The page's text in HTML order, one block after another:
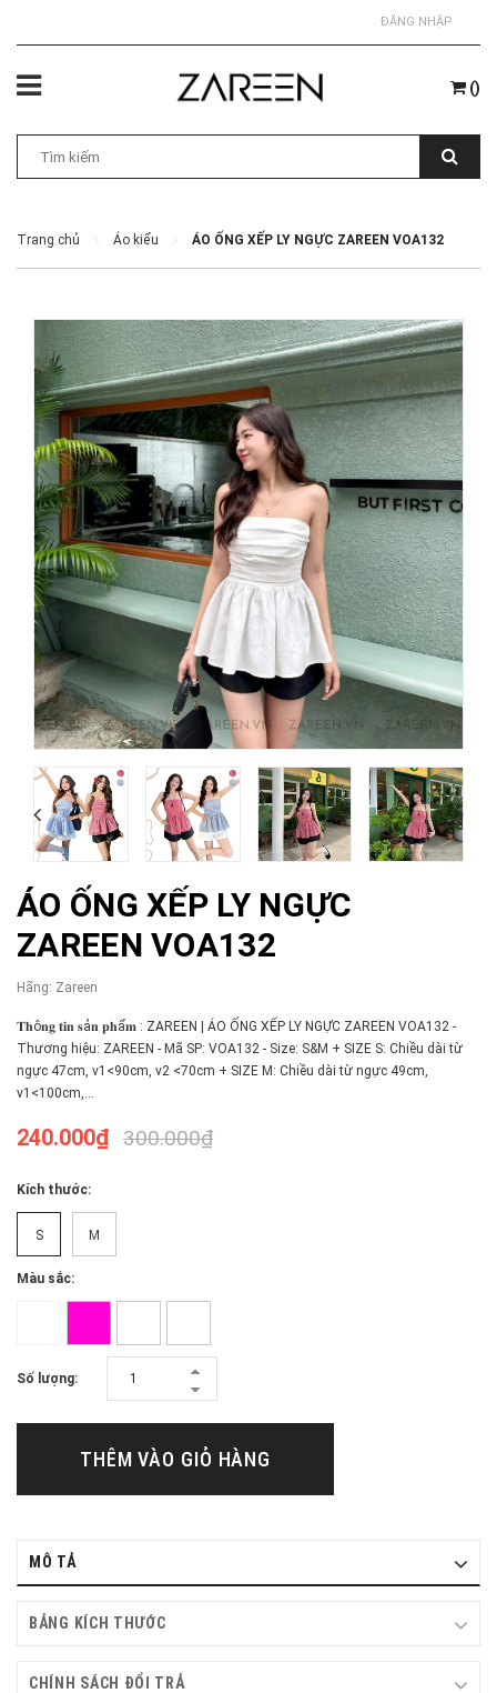
ĐĂNG NHẬP
()
Trang chủ Áo kiểu ÁO ỐNG XẾP LY NGỰC ZAREEN VOA132
ÁO ỐNG XẾP LY NGỰC
ZAREEN VOA132
Hãng: Zareen
𝐓𝐡ô𝐧𝐠 𝐭𝐢𝐧 𝐬ả𝐧 𝐩𝐡ẩ𝐦 : ZAREEN | ÁO ỐNG XẾP LY NGỰC ZAREEN VOA132 -
Thương hiệu: ZAREEN - Mã SP: VOA132 - Size: S&M + SIZE S: Chiều dài từ
ngực 47cm, v1<90cm, v2 <70cm + SIZE M: Chiều dài từ ngực 49cm,
v1<100cm,...
240.000₫ 300.000₫
Kích thước:
S M
Màu sắc:
Số lượng:
THÊM VÀO GIỎ HÀNG
MÔ TẢ
BẢNG KÍCH THƯỚC
CHÍNH SÁCH ĐỔI TRẢ